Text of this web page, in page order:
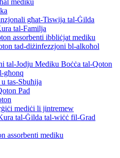
mediku
għat-Tiswija tal-Ġilda
tal-Familja
assorbenti ibbliċjat mediku
tad-diżinfezzjoni bl-alkoħol
tal-Jodju Mediku Boċċa tal-Qoton
għonq
tas-Sbuħija
Pad
mediċi li jintremew
tal-Ġilda tal-wiċċ fil-Grad
assorbenti mediku